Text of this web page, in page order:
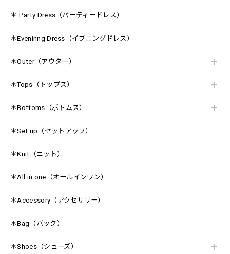
＊ Party Dress（パーティードレス）
＊Eveninng Dress（イブニングドレス）
＊Outer（アウター）
＊Tops（トップス）
＊Bottoms（ボトムス）
＊Set up（セットアップ）
＊Knit（ニット）
＊All in one（オールインワン）
＊Accessory（アクセサリー）
＊Bag（バック）
＊Shoes（シューズ）